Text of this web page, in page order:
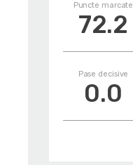
Puncte marcate
72.2
Pase decisive
0.0